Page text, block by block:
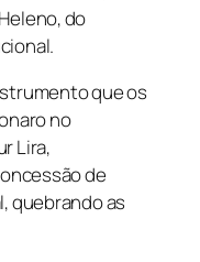
do
que os
no
Lira,
de
quebrando as